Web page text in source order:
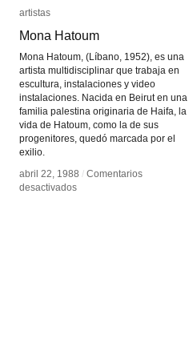
artistas
Mona Hatoum
Mona Hatoum, (Líbano, 1952), es una
artista multidisciplinar que trabaja en
escultura, instalaciones y video
instalaciones. Nacida en Beirut en una
familia palestina originaria de Haifa, la
vida de Hatoum, como la de sus
progenitores, quedó marcada por el
exilio.
abril 22, 1988 / Comentarios
desactivadosen
artistas
Mona Hatoum
abril 22, 1988 / Comentarios
desactivadosen